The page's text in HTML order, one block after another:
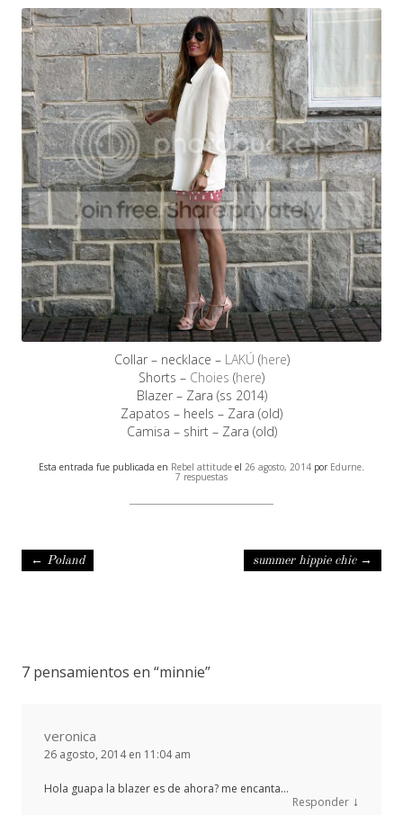
Collar – necklace – LAKÚ (here)
Shorts – Choies (here)
Blazer – Zara (ss 2014)
Zapatos – heels – Zara (old)
Camisa – shirt – Zara (old)
Esta entrada fue publicada en Rebel attitude el 26 agosto, 2014 por Edurne.
7 respuestas
Navegación de entradas
← Poland summer hippie chic →
7 pensamientos en “minnie”
veronica
26 agosto, 2014 en 11:04 am
Hola guapa la blazer es de ahora? me encanta…
Responder ↓